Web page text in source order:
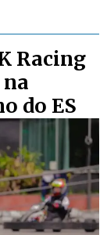
Racing
na
do ES